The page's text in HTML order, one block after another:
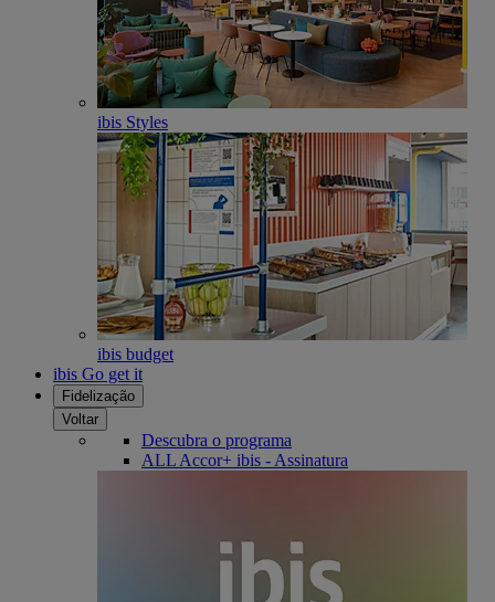
ibis Styles
ibis budget
ibis Go get it
Fidelização
Voltar
Descubra o programa
ALL Accor+ ibis - Assinatura